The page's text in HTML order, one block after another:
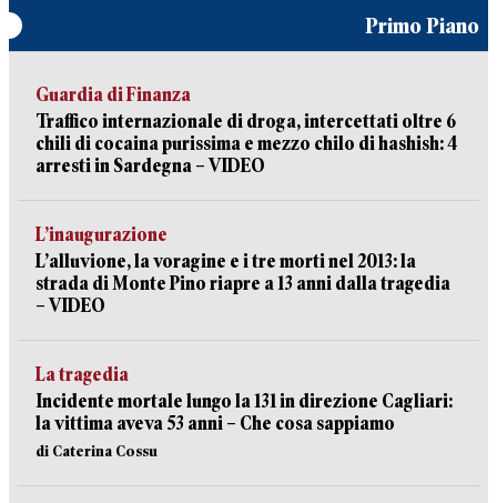
Primo Piano
Guardia di Finanza
Traffico internazionale di droga, intercettati oltre 6
chili di cocaina purissima e mezzo chilo di hashish: 4
arresti in Sardegna – VIDEO
L’inaugurazione
L’alluvione, la voragine e i tre morti nel 2013: la
strada di Monte Pino riapre a 13 anni dalla tragedia
– VIDEO
La tragedia
Incidente mortale lungo la 131 in direzione Cagliari:
la vittima aveva 53 anni – Che cosa sappiamo
di Caterina Cossu